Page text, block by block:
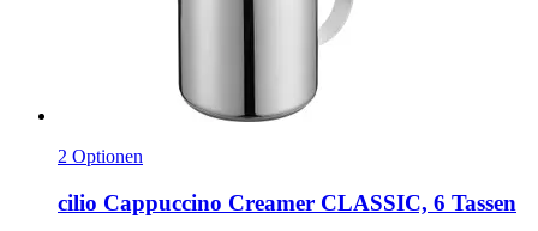
2 Optionen
cilio Cappuccino Creamer CLASSIC, 6 Tassen